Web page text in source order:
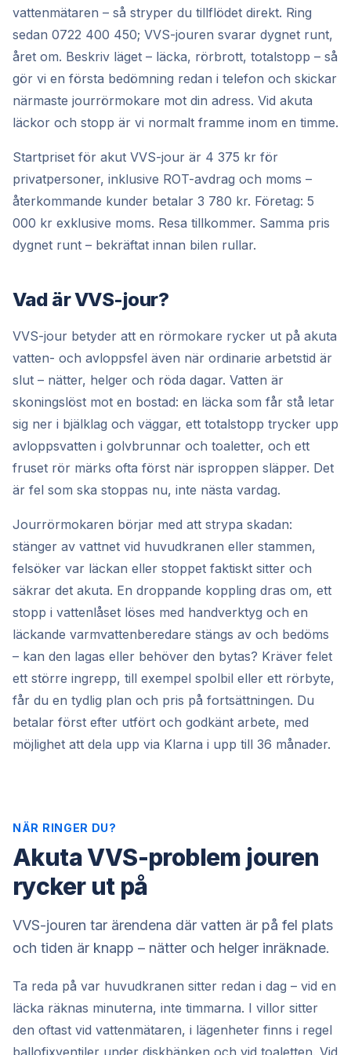
vattenmätaren – så stryper du tillflödet direkt. Ring
sedan 0722 400 450; VVS-jouren svarar dygnet runt,
året om. Beskriv läget – läcka, rörbrott, totalstopp – så
gör vi en första bedömning redan i telefon och skickar
närmaste jourrörmokare mot din adress. Vid akuta
läckor och stopp är vi normalt framme inom en timme.
Startpriset för akut VVS-jour är 4 375 kr för
privatpersoner, inklusive ROT-avdrag och moms –
återkommande kunder betalar 3 780 kr. Företag: 5
000 kr exklusive moms. Resa tillkommer. Samma pris
dygnet runt – bekräftat innan bilen rullar.
Vad är VVS-jour?
VVS-jour betyder att en rörmokare rycker ut på akuta
vatten- och avloppsfel även när ordinarie arbetstid är
slut – nätter, helger och röda dagar. Vatten är
skoningslöst mot en bostad: en läcka som får stå letar
sig ner i bjälklag och väggar, ett totalstopp trycker upp
avloppsvatten i golvbrunnar och toaletter, och ett
fruset rör märks ofta först när isproppen släpper. Det
är fel som ska stoppas nu, inte nästa vardag.
Jourrörmokaren börjar med att strypa skadan:
stänger av vattnet vid huvudkranen eller stammen,
felsöker var läckan eller stoppet faktiskt sitter och
säkrar det akuta. En droppande koppling dras om, ett
stopp i vattenlåset löses med handverktyg och en
läckande varmvattenberedare stängs av och bedöms
– kan den lagas eller behöver den bytas? Kräver felet
ett större ingrepp, till exempel spolbil eller ett rörbyte,
får du en tydlig plan och pris på fortsättningen. Du
betalar först efter utfört och godkänt arbete, med
möjlighet att dela upp via Klarna i upp till 36 månader.
NÄR RINGER DU?
Akuta VVS-problem jouren
rycker ut på
VVS-jouren tar ärendena där vatten är på fel plats
och tiden är knapp – nätter och helger inräknade.
Ta reda på var huvudkranen sitter redan i dag – vid en
läcka räknas minuterna, inte timmarna. I villor sitter
den oftast vid vattenmätaren, i lägenheter finns i regel
ballofixventiler under diskbänken och vid toaletten. Vid